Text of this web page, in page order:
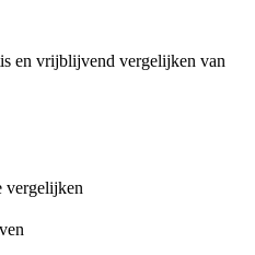
en vrijblijvend vergelijken van
vergelijken